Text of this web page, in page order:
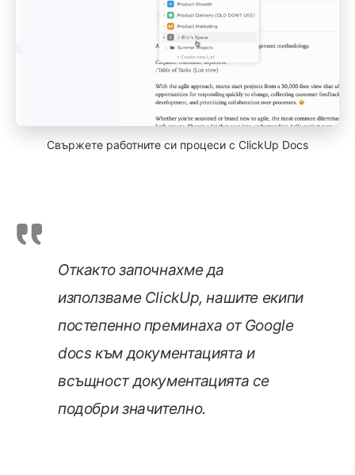
Свържете работните си процеси с ClickUp Docs
Откакто започнахме да
използваме ClickUp, нашите екипи
постепенно преминаха от Google
docs към документацията и
всъщност документацията се
подобри значително.